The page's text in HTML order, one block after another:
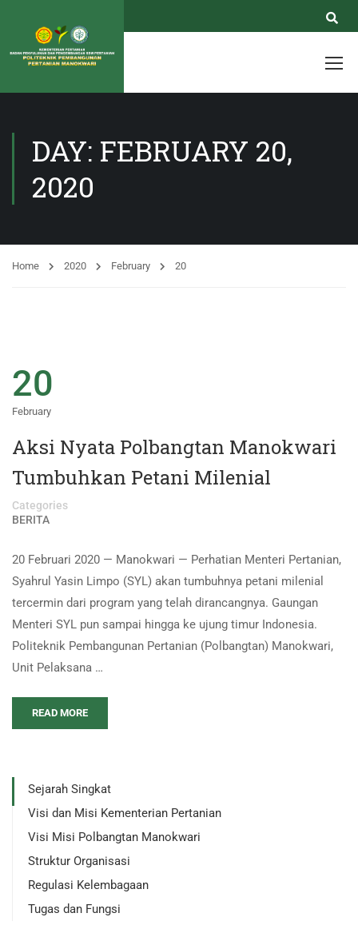
DAY: FEBRUARY 20,
2020
Home 2020 February 20
20
February
Aksi Nyata Polbangtan Manokwari
Tumbuhkan Petani Milenial
Categories
BERITA
20 Februari 2020 — Manokwari — Perhatian Menteri Pertanian,
Syahrul Yasin Limpo (SYL) akan tumbuhnya petani milenial
tercermin dari program yang telah dirancangnya. Gaungan
Menteri SYL pun sampai hingga ke ujung timur Indonesia.
Politeknik Pembangunan Pertanian (Polbangtan) Manokwari,
Unit Pelaksana …
READ MORE
Sejarah Singkat
Visi dan Misi Kementerian Pertanian
Visi Misi Polbangtan Manokwari
Struktur Organisasi
Regulasi Kelembagaan
Tugas dan Fungsi